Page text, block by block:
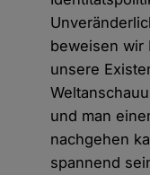
beweisen wir
unsere
und man
nachgehen
spannend